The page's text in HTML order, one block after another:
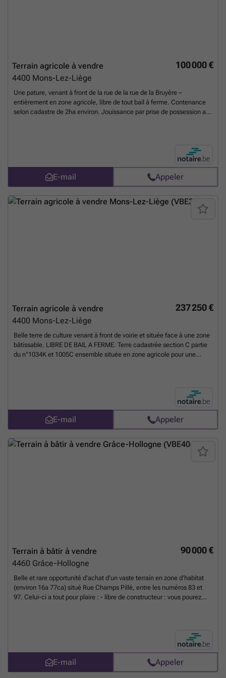
100 000 €
Terrain agricole à vendre
4400 Mons-Lez-Liège
Une pature, venant à front de la rue de la rue de la Bruyère –
entièrement en zone agricole, libre de tout bail à ferme. Contenance
selon cadastre de 2ha environ. Jouissance par prise de possession au
E-mail Appeler
237 250 €
Terrain agricole à vendre
4400 Mons-Lez-Liège
Belle terre de culture venant à front de voirie et située face à une zone
bâtissable. LIBRE DE BAIL A FERME. Terre cadastrée section C partie
du n°1034K et 1005C ensemble située en zone agricole pour une
E-mail Appeler
90 000 €
Terrain à bâtir à vendre
4460 Grâce-Hollogne
Belle et rare opportunité d'achat d'un vaste terrain en zone d'habitat
(environ 16a 77ca) situé Rue Champs Pillé, entre les numéros 83 et
97. Celui-ci a tout pour plaire : - libre de constructeur : vous pourez
lumineuse ; - au bout d'une rue en cul de sac : l'assurance du calme et
de la tranquilité ; - proche des accès autoroutiers et de l'aéroport de
Liège-Bierset : à proximité de tout ; - en légère pente : idéal pour un
projet de construction moderne ; - grand terrain donnant dans le fond
jusqu'au petit Ruisseau de Crotteux : le charme d'une nature
E-mail Appeler